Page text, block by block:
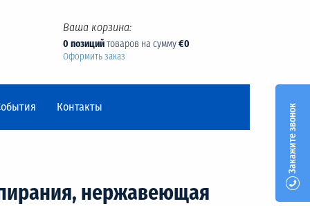
Ваша корзина:
0 позицийтоваров на сумму€0
Оформить заказ
Контакты
нержавеющая
Закажите звонок